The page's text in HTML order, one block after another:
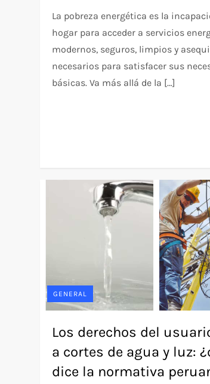
La pobreza energética es la
hogar para acceder a servicios
modernos, seguros, limpios y
necesarios para satisfacer sus
básicas. Va más allá de la […]
GENERAL
Los derechos del
a cortes de agua y luz:
dice la normativa